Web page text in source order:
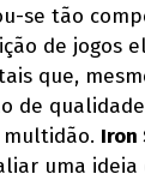
se tão
de jogos
que,
de
Iron
uma